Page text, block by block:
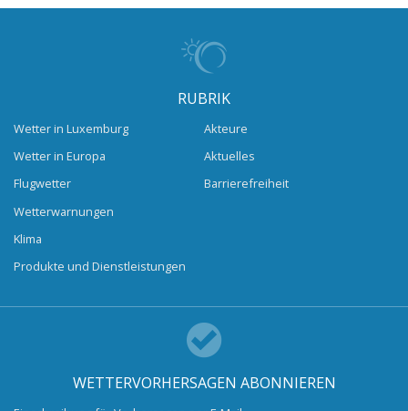
RUBRIK
Wetter in Luxemburg
Wetter in Europa
Flugwetter
Wetterwarnungen
Klima
Produkte und Dienstleistungen
Akteure
Aktuelles
Barrierefreiheit
WETTERVORHERSAGEN ABONNIEREN